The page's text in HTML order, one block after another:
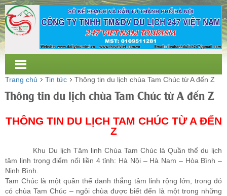
Trang chủ Tin tức Thông tin du lịch chùa Tam Chúc từ A đến Z
Thông tin du lịch chùa Tam Chúc từ A đến Z
THÔNG TIN DU LỊCH TAM CHÚC TỪ A ĐẾN
Z
Khu Du lịch Tâm linh Chùa Tam Chúc là Quần thể du lịch
tâm linh trọng điểm nối liền 4 tỉnh: Hà Nội – Hà Nam – Hòa Bình –
Ninh Bình.
Tam Chúc là một quần thể danh thắng tâm linh rộng lớn, trong đó
có chùa Tam Chúc – ngôi chùa được biết đến là một trong những